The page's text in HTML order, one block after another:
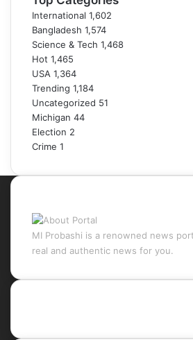
International 1,602
Bangladesh 1,574
Science & Tech 1,468
Hot 1,465
USA 1,364
Trending 1,184
Uncategorized 51
Michigan 44
Election 2
Crime 1
MI Probashi is a renowned news
real and authentic news for you.